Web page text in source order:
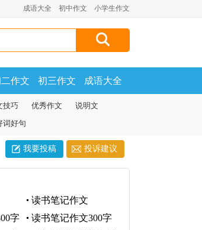
小学生作文
初中作文
成语大全
作文 初三作文 成语大全
技巧 优秀作文
说明文
词好句
我要投稿 投诉建议
读书笔记作文
字
读书笔记作文300字